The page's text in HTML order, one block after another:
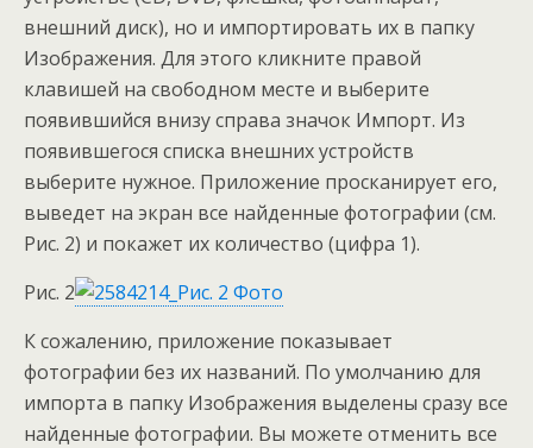
внешний диск), но и импортировать их в папку
Изображения. Для этого кликните правой
клавишей на свободном месте и выберите
появившийся внизу справа значок Импорт. Из
появившегося списка внешних устройств
выберите нужное. Приложение просканирует его,
выведет на экран все найденные фотографии (см.
Рис. 2) и покажет их количество (цифра 1).
Рис. 2
К сожалению, приложение показывает
фотографии без их названий. По умолчанию для
импорта в папку Изображения выделены сразу все
найденные фотографии. Вы можете отменить все